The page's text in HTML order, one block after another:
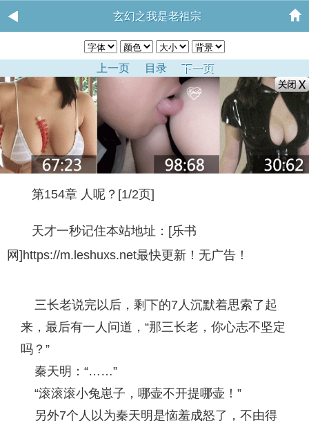
玄幻之我是老祖宗
上一页 目录 下一页
第154章 人呢？[1/2页]
天才一秒记住本站地址：[乐书
网]https://m.leshuxs.net最快更新！无广告！
三长老说完以后，剩下的7人沉默着思索了起
来，最后有一人问道，“那三长老，你心志不坚定
吗？”
秦天明：“……”
“滚滚滚小兔崽子，哪壶不开提哪壶！”
另外7个人以为秦天明是恼羞成怒了，不由得